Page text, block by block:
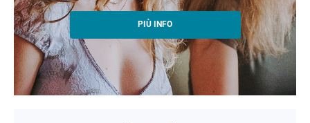
PIÙ INFO